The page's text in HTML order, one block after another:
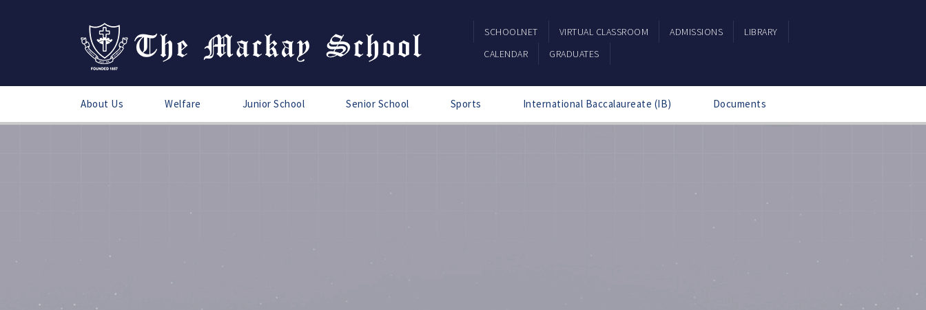
SCHOOLNET VIRTUAL CLASSROOM ADMISSIONS
LIBRARY
CALENDAR
GRADUATES
About Us Welfare Junior School Senior School Sports International Baccalaureate (IB) Documents